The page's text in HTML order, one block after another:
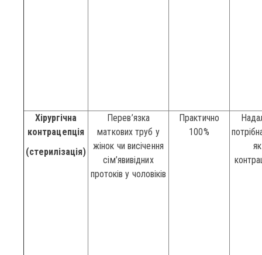
Хірургічна
контрацепція
(стерилізація)
Перев’язка
маткових труб у
жінок чи висічення
сім’явивідних
протоків у чоловіків
Практично
100%